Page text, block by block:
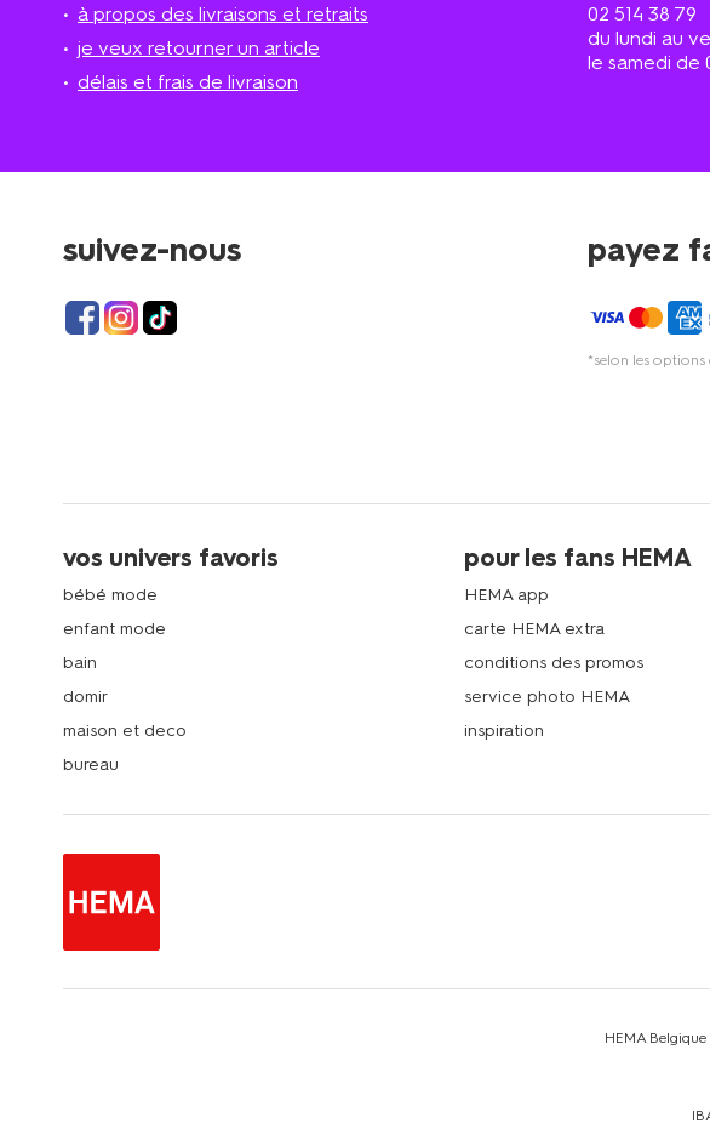
à propos des livraisons et retraits
je veux retourner un article
délais et frais de livraison
02 514 38 79
du lundi au
le samedi de
suivez-nous payez
*selon les options
vos univers favoris
bébé mode
enfant mode
bain
domir
maison et deco
bureau
pour les fans HEMA
HEMA app
carte HEMA extra
conditions des promos
service photo HEMA
inspiration
HEMA